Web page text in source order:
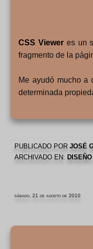
CSS Vieweres un
fragmento de la
Me ayudó mucho a
determinada
PUBLICADO PORJOSÉ
ARCHIVADO EN:
sábado, 21 de agosto de 2010